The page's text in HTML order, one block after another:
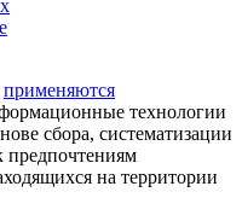
применяются
технологии
сбора, систематизации
предпочтениям
на территории